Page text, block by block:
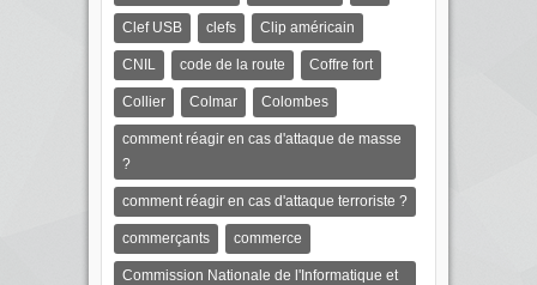
Clef USB clefs Clip américain
CNIL code de la route Coffre fort
Collier Colmar Colombes
comment réagir en cas d'attaque de masse
?
comment réagir en cas d'attaque terroriste ?
commerçants commerce
Commission Nationale de l'Informatique et